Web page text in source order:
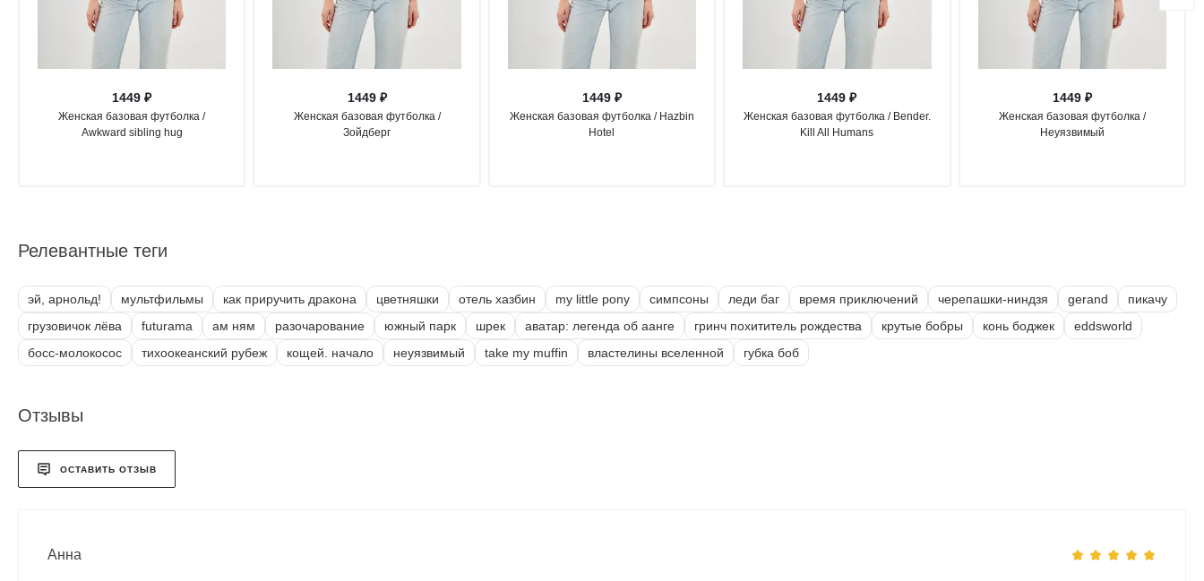
1449 ₽
Женская базовая футболка /
Awkward sibling hug
1449 ₽
Женская базовая футболка /
Зойдберг
1449 ₽
Женская базовая футболка / Hazbin
Hotel
1449 ₽
Женская базовая футболка / Bender.
Kill All Humans
1449 ₽
Женская базовая футболка /
Неуязвимый
Релевантные теги
эй, арнольд! мультфильмы как приручить дракона цветняшки отель хазбин my little pony симпсоны леди баг время приключений черепашки-ниндзя gerand
пикачу
грузовичок лёва
futurama ам ням разочарование южный парк шрек аватар: легенда об аанге гринч похититель рождества крутые бобры конь боджек
eddsworld
босс-молокосос
тихоокеанский рубеж кощей. начало неуязвимый take my muffin властелины вселенной губка боб
Отзывы
ОСТАВИТЬ ОТЗЫВ
Анна